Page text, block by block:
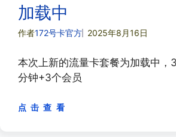
加载中
作者172号卡官方 2025年8月16日
本次上新的流量卡套餐为加载中
分钟+3个会员
点 击 查 看